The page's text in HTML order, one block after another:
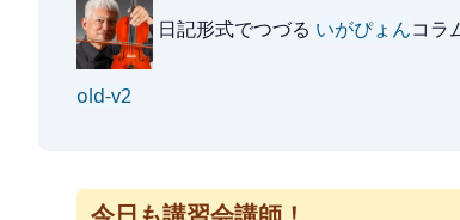
日記形式でつづる いがぴょんコラ
old-v2